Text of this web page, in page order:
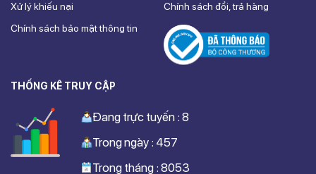
Xử lý khiếu nại
Chính sách bảo mật thông tin
Chính sách đổi, trả hàng
THỐNG KÊ TRUY CẬP
Trong ngày : 457
Trong tháng : 8053
Đang trực tuyến : 8